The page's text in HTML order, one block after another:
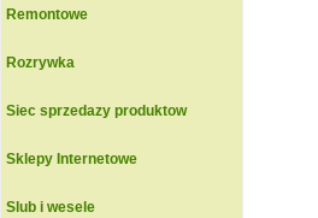
Remontowe
Rozrywka
Siec sprzedazy produktow
Sklepy Internetowe
Slub i wesele